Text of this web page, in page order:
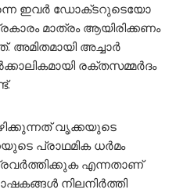
ഇവർ ഡോക്‌ടറുടെയോ
മാത്രം ആയിരിക്കണം
അമിതമായി അച്ചാർ
രക്‌തസമ്മർദം
വൃക്കയുടെ
പ്രാഥമിക ധർമം
എന്നതാണ്
നിലനിർത്തി